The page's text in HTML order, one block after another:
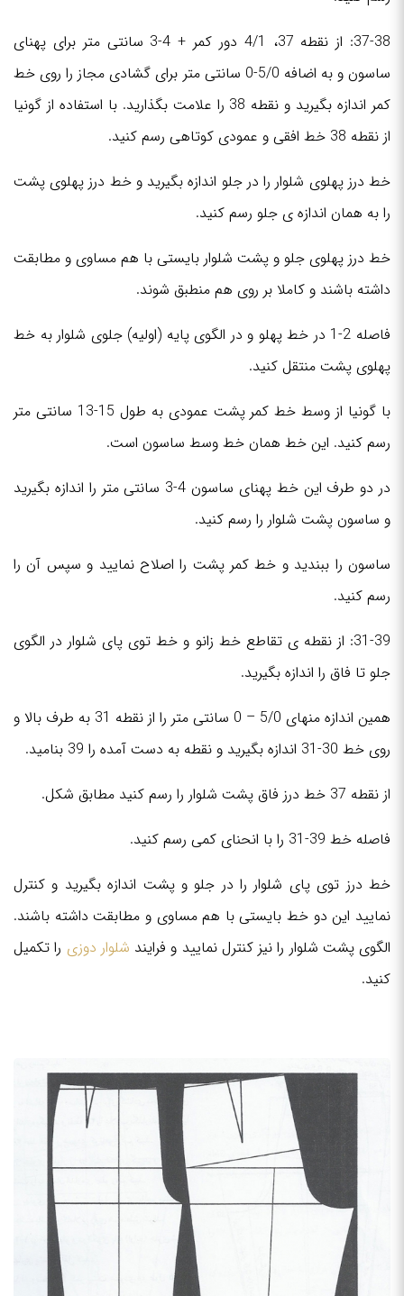
37-38: از نقطه 37، 4/1 دور کمر + 4-3 سانتی متر برای پهنای
ساسون و به اضافه 5/0-0 سانتی متر برای گشادی مجاز را روی خط
کمر اندازه بگیرید و نقطه 38 را علامت بگذارید. با استفاده از گونیا
از نقطه 38 خط افقی و عمودی کوتاهی رسم کنید.
خط درز پهلوی شلوار را در جلو اندازه بگیرید و خط درز پهلوی پشت
را به همان اندازه ی جلو رسم کنید.
خط درز پهلوی جلو و پشت شلوار بایستی با هم مساوی و مطابقت
داشته باشند و کاملا بر روی هم منطبق شوند.
فاصله 2-1 در خط پهلو و در الگوی پایه (اولیه) جلوی شلوار به خط
پهلوی پشت منتقل کنید.
با گونیا از وسط خط کمر پشت عمودی به طول 15-13 سانتی متر
رسم کنید. این خط همان خط وسط ساسون است.
در دو طرف این خط پهنای ساسون 4-3 سانتی متر را اندازه بگیرید
و ساسون پشت شلوار را رسم کنید.
ساسون را ببندید و خط کمر پشت را اصلاح نمایید و سپس آن را
رسم کنید.
31-39: از نقطه ی تقاطع خط زانو و خط توی پای شلوار در الگوی
جلو تا فاق را اندازه بگیرید.
همین اندازه منهای 5/0 – 0 سانتی متر را از نقطه 31 به طرف بالا و
روی خط 30-31 اندازه بگیرید و نقطه به دست آمده را 39 بنامید.
از نقطه 37 خط درز فاق پشت شلوار را رسم کنید مطابق شکل.
فاصله خط 39-31 را با انحنای کمی رسم کنید.
خط درز توی پای شلوار را در جلو و پشت اندازه بگیرید و کنترل
نمایید این دو خط بایستی با هم مساوی و مطابقت داشته باشند.
الگوی پشت شلوار را نیز کنترل نمایید و فرایند شلوار دوزی را تکمیل
کنید.